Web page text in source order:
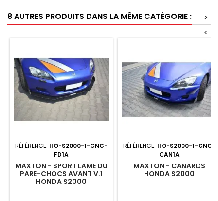
8 AUTRES PRODUITS DANS LA MÊME CATÉGORIE :
>
<
RÉFÉRENCE: HO-S2000-1-CNC-
FD1A
MAXTON - SPORT LAME DU
PARE-CHOCS AVANT V.1
HONDA S2000
RÉFÉRENCE: HO-S2000-1-CNC-
CAN1A
MAXTON - CANARDS
HONDA S2000